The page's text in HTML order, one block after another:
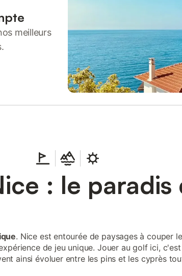
meilleurs
: le paradis
. Nice est entourée de paysages à couper
de jeu unique. Jouer au golf ici,
ainsi évoluer entre les pins et les cyprès